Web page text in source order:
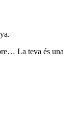
La teva és una